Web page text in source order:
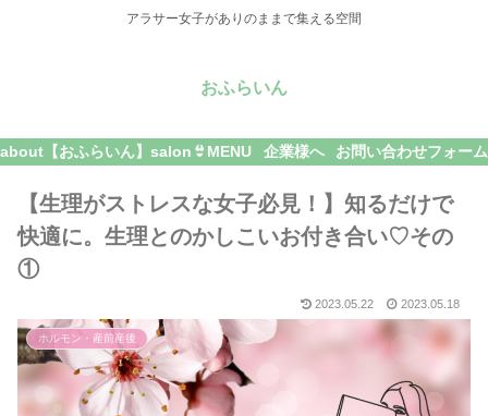
アラサー女子がありのままで集える空間
おふらいん
about【おふらいん】 salon👙MENU 企業様へ お問い合わせフォーム
【生理がストレスな女子必見！】知るだけで
快適に。生理とのかしこいお付き合い♡その
①
2023.05.22 2023.05.18
ホルモン・産前産後